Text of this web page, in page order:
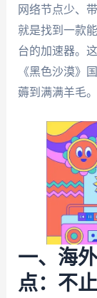
网络节点少、
就是找到一款
台的加速器。
《黑色沙漠》
薅到满满羊毛。
一、海
点：不